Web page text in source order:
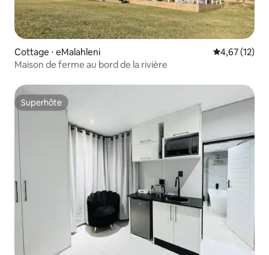
Cottage ⋅ eMalahleni Évaluation
4,67 (12)
Maison de ferme au bord de la rivière
Superhôte
Superhôte